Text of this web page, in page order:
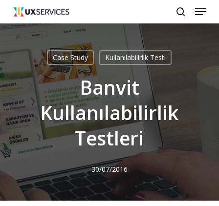
Skip
to
main
content
search
Menu
Case Study Kullanılabilirlik Testi
Banvit
Kullanılabilirlik
Testleri
30/07/2016